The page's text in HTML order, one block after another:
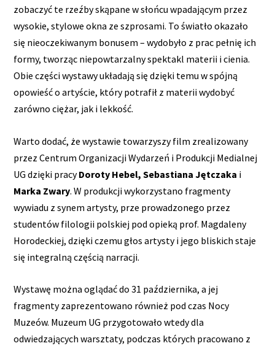
zobaczyć te rzeźby skąpane w słońcu wpadającym przez
wysokie, stylowe okna ze szprosami. To światło okazało
się nieoczekiwanym bonusem – wydobyło z prac pełnię ich
formy, tworząc niepowtarzalny spektakl materii i cienia.
Obie części wystawy układają się dzięki temu w spójną
opowieść o artyście, który potrafił z materii wydobyć
zarówno ciężar, jak i lekkość.
Warto dodać, że wystawie towarzyszy film zrealizowany
przez Centrum Organizacji Wydarzeń i Produkcji Medialnej
UG dzięki pracyDoroty Hebel, Sebastiana Jętczaka i
Marka Zwary. W produkcji wykorzystano fragmenty
wywiadu z synem artysty, prze prowadzonego przez
studentów filologii polskiej pod opieką prof. Magdaleny
Horodeckiej, dzięki czemu głos artysty i jego bliskich staje
się integralną częścią narracji.
Wystawę można oglądać do 31 października, a jej
fragmenty zaprezentowano również pod czas Nocy
Muzeów. Muzeum UG przygotowało wtedy dla
odwiedzających warsztaty, podczas których pracowano z